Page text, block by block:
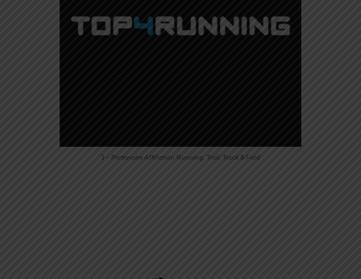
3 – Partenaire Affiliation Running, Trail, Track & Field